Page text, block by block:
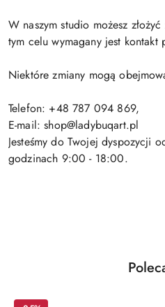
W naszym studio możesz
tym celu wymagany jest kontakt
Niektóre zmiany mogą
Telefon: +48 787 094 869,
E-mail: shop@ladybuqart.pl
Jesteśmy do Twojej dyspozycji
godzinach 9:00 - 18:00.
Pomiń karuzelę